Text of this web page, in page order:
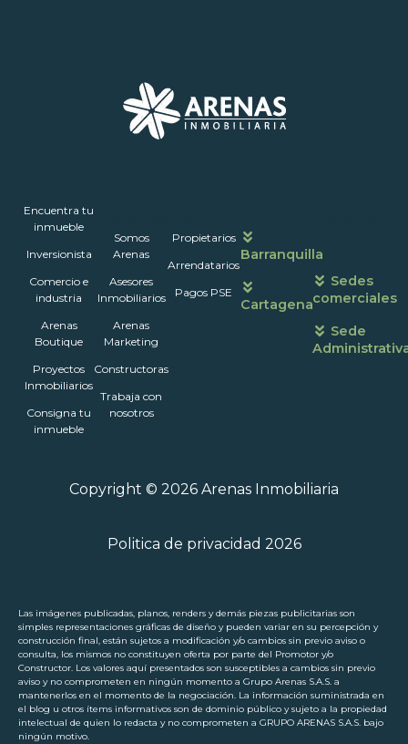
Encuentra tu
inmueble
Inversionista
Comercio e
industria
Arenas
Boutique
Proyectos
Inmobiliarios
Consigna tu
inmueble
Somos
Arenas
Asesores
Inmobiliarios
Arenas
Marketing
Constructoras
Trabaja con
nosotros
Propietarios
Arrendatarios
Pagos PSE
Barranquilla
Cartagena
atención
Sedes
comerciales
Sede
Copyright © 2026 Arenas Inmobiliaria
Politica de privacidad 2026
Las imágenes publicadas, planos, renders y demás piezas publicitarias son
simples representaciones gráficas de diseño y pueden variar en su percepción y
construcción final, están sujetos a modificación y/o cambios sin previo aviso o
consulta, los mismos no constituyen oferta por parte del Promotor y/o
Constructor. Los valores aquí presentados son susceptibles a cambios sin previo
aviso y no comprometen en ningún momento a Grupo Arenas S.A.S. a
mantenerlos en el momento de la negociación. La información suministrada en
el blog u otros ítems informativos son de dominio público y sujeto a la propiedad
intelectual de quien lo redacta y no comprometen a GRUPO ARENAS S.A.S. bajo
ningún motivo.